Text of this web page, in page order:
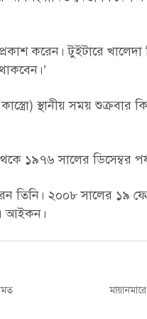
করেন। টুইটারে খালেদা
স্থানীয় সময়
১৯৭৬ সালের ডিসেম্বর
তিনি। ২০০৮ সালের ১৯
এ আইকন।
Next